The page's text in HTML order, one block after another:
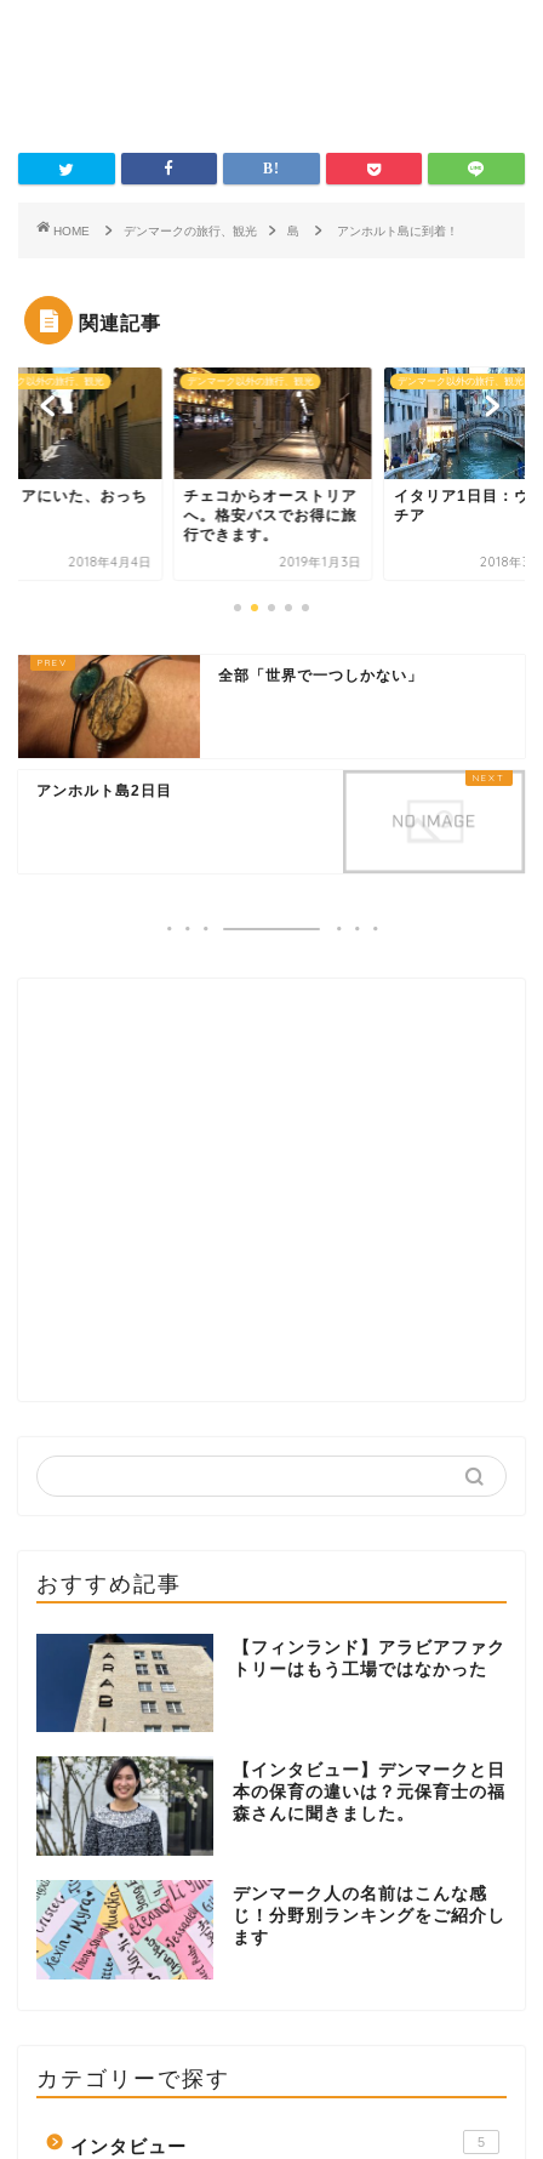
HOME デンマークの旅行、観光 島 アンホルト島に到着！
関連記事
ーク以外の旅行、観光
リアにいた、おっち
2018年4月4日
デンマーク以外の旅行、観光
チェコからオーストリア
へ。格安バスでお得に旅
行できます。
2019年1月3日
デンマーク以外の旅行、観光
イタリア1日目：ヴ
チア
2018年3
全部「世界で一つしかない」
アンホルト島2日目
おすすめ記事
【フィンランド】アラビアファク
トリーはもう工場ではなかった
【インタビュー】デンマークと日
本の保育の違いは？元保育士の福
森さんに聞きました。
デンマーク人の名前はこんな感
じ！分野別ランキングをご紹介し
ます
カテゴリーで探す
インタビュー 5